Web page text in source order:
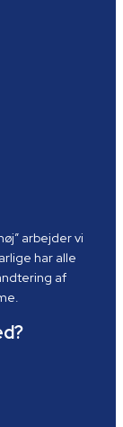
arbejder vi
har alle
af